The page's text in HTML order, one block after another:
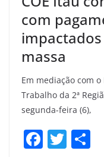
com
massa
Em mediação com
Trabalho da 2ª
segunda-feira (6),
F T